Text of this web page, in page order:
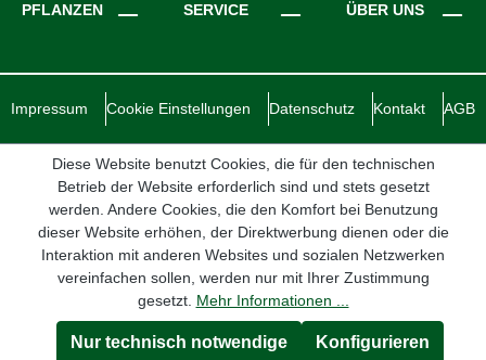
PFLANZEN SERVICE ÜBER UNS
Impressum Cookie Einstellungen Datenschutz Kontakt AGB
Diese Website benutzt Cookies, die für den technischen
Betrieb der Website erforderlich sind und stets gesetzt
werden. Andere Cookies, die den Komfort bei Benutzung
dieser Website erhöhen, der Direktwerbung dienen oder die
Interaktion mit anderen Websites und sozialen Netzwerken
vereinfachen sollen, werden nur mit Ihrer Zustimmung
gesetzt. Mehr Informationen ...
Nur technisch notwendige Konfigurieren